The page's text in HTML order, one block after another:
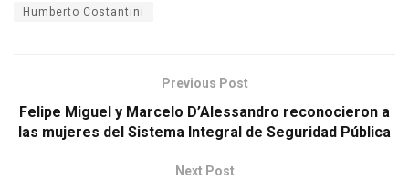
Humberto Costantini
Previous Post
Felipe Miguel y Marcelo D’Alessandro reconocieron a
las mujeres del Sistema Integral de Seguridad Pública
Next Post